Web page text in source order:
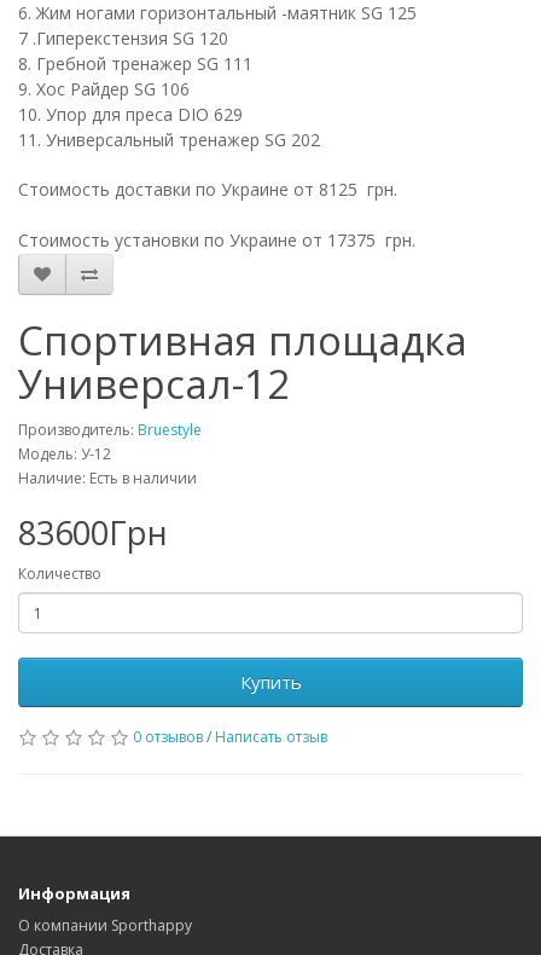
6. Жим ногами горизонтальный -маятник SG 125
7 .Гиперекстензия SG 120
8. Гребной тренажер SG 111
9. Хос Райдер SG 106
10. Упор для преса DIO 629
11. Универсальный тренажер SG 202
Стоимость доставки по Украине от 8125 грн.
Стоимость установки по Украине от 17375 грн.
Спортивная площадка
Универсал-12
Производитель: Bruestyle
Модель: У-12
Наличие: Есть в наличии
83600Грн
Количество
Купить
0 отзывов/ Написать отзыв
Информация
О компании Sporthappy
Доставка